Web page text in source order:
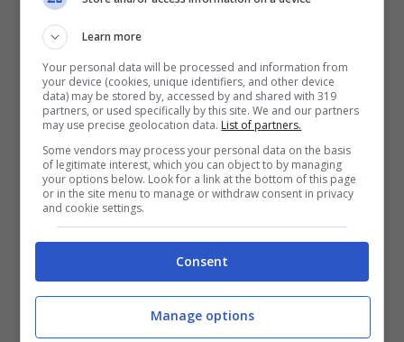
1 neumático fuera de uso = 30 pares de suelas de zapatos
En algunos casos losneumáticos se incineran
provocando una grancontaminación para el
ambiente, afectando, además, la salud de las
en espacios públicos genera un ambiente
propicio para la aparición de roedores y
mosquitos que pueden transmitir distintas
enfermedades endémicas.
Diseños ecológicos,
cómodos y sostenibles
Learn more
Your personal data will be processed and information from
your device (cookies, unique identifiers, and other device
data) may be stored by, accessed by and shared with 319
partners, or used specifically by this site. We and our partners
may use precise geolocation data. List of partners.
Some vendors may process your personal data on the basis
of legitimate interest, which you can object to by managing
your options below. Look for a link at the bottom of this page
or in the site menu to manage or withdraw consent in privacy
and cookie settings.
Consent
Manage options